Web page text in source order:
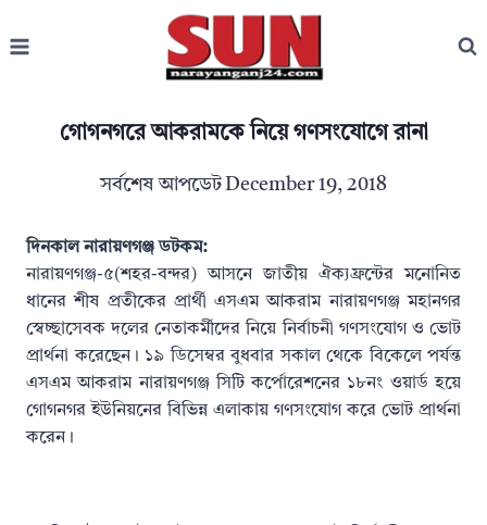
to
গোগনগরে আকরামকে নিয়ে গণসংযোগে রানা
সর্বশেষ আপডেটDecember 19, 2018
দিনকাল নারায়ণগঞ্জ ডটকম:
নারায়ণগঞ্জ-৫(শহর-বন্দর) আসনে জাতীয় ঐক্যফ্রন্টের মনোনিত
ধানের শীষ প্রতীকের প্রার্থী এসএম আকরাম নারায়ণগঞ্জ মহানগর
স্বেচ্ছাসেবক দলের নেতাকর্মীদের নিয়ে নির্বাচনী গণসংযোগ ও ভোট
প্রার্থনা করেছেন। ১৯ ডিসেম্বর বুধবার সকাল থেকে বিকেলে পর্যন্ত
এসএম আকরাম নারায়ণগঞ্জ সিটি কর্পোরেশনের ১৮নং ওয়ার্ড হয়ে
গোগনগর ইউনিয়নের বিভিন্ন এলাকায় গণসংযোগ করে ভোট প্রার্থনা
করেন।